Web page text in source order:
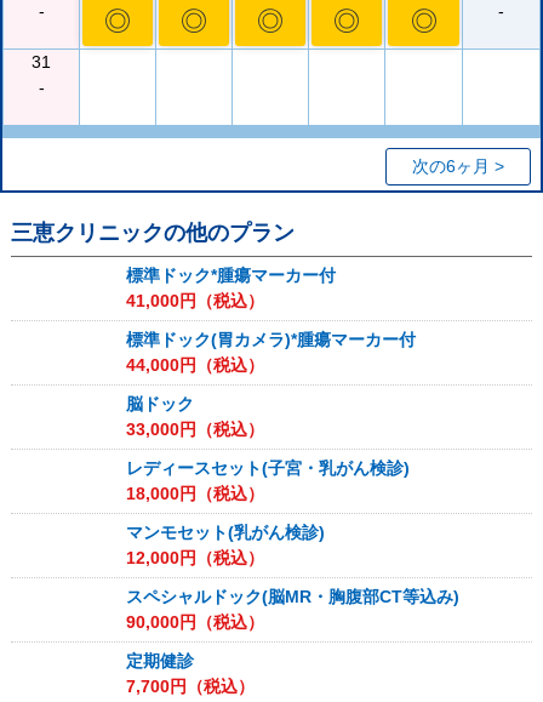
-
◎ ◎ ◎ ◎ ◎
-
31
-
次の6ヶ月 >
三恵クリニックの他のプラン
標準ドック*腫瘍マーカー付
41,000円（税込）
標準ドック(胃カメラ)*腫瘍マーカー付
44,000円（税込）
脳ドック
33,000円（税込）
レディースセット(子宮・乳がん検診)
18,000円（税込）
マンモセット(乳がん検診)
12,000円（税込）
スペシャルドック(脳MR・胸腹部CT等込み)
90,000円（税込）
定期健診
7,700円（税込）